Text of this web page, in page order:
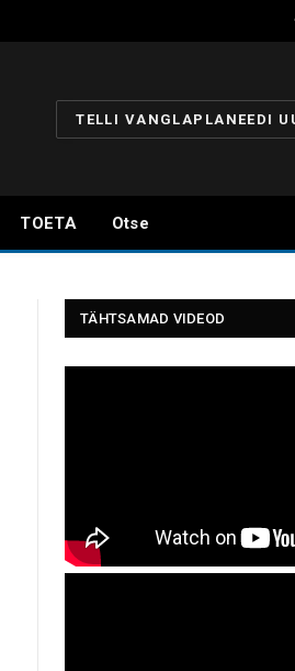
TELLI VANGLAPLANEEDI
TOETA Otse
TÄHTSAMAD VIDEOD